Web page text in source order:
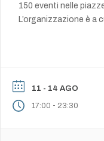
150 eventi nelle
L’organizzazione è a
11 - 14 AGO
17:00 - 23:30